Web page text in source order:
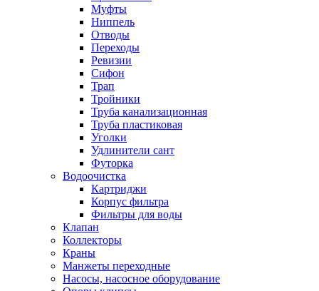
Муфты
Ниппель
Отводы
Переходы
Ревизии
Сифон
Трап
Тройники
Труба канализационная
Труба пластиковая
Уголки
Удлинители сант
Футорка
Водоочистка
Картриджи
Корпус фильтра
Фильтры для воды
Клапан
Коллекторы
Краны
Манжеты переходные
Насосы, насосное оборудование